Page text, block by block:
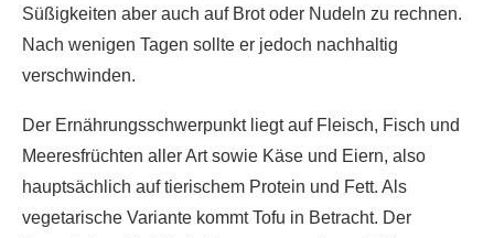
Süßigkeiten aber auch auf Brot oder Nudeln zu rechnen.
Nach wenigen Tagen sollte er jedoch nachhaltig
verschwinden.
Der Ernährungsschwerpunkt liegt auf Fleisch, Fisch und
Meeresfrüchten aller Art sowie Käse und Eiern, also
hauptsächlich auf tierischem Protein und Fett. Als
vegetarische Variante kommt Tofu in Betracht. Der